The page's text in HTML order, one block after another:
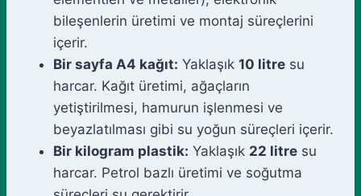
bileşenlerin üretimi ve montaj süreçlerini
içerir.
Bir sayfa A4 kağıt: Yaklaşık 10 litre su
harcar. Kağıt üretimi, ağaçların
yetiştirilmesi, hamurun işlenmesi ve
beyazlatılması gibi su yoğun süreçleri içerir.
Bir kilogram plastik: Yaklaşık 22 litre su
harcar. Petrol bazlı üretimi ve soğutma